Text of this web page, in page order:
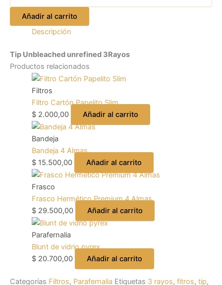
Añadir al carrito
Descripción
Tip Unbleached unrefined 3Rayos
Productos relacionados
Filtros
Filtro Cartón Papelito Slim
$2.000,00 Añadir al carrito
Bandeja
Bandeja 4 Almas
$15.500,00 Añadir al carrito
Frasco
Frasco Hermético Premium 4 Almas
$29.500,00 Añadir al carrito
Parafernalia
Blunt de vidrio pyrex
$20.700,00 Añadir al carrito
Categorías Filtros, Parafernalia Etiquetas 3 rayos, fitros, tip,